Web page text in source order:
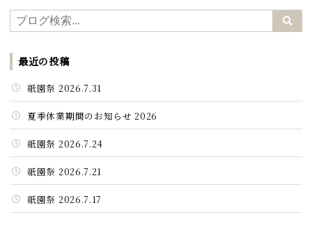
最近の投稿
祇園祭 2026.7.31
夏季休業期間のお知らせ 2026
祇園祭 2026.7.24
祇園祭 2026.7.21
祇園祭 2026.7.17